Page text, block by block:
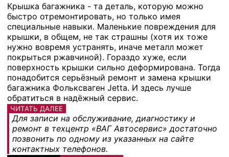
Крышка багажника - та деталь, которую можно
быстро отремонтировать, но только имея
специальные навыки. Маленькие повреждения для
крышки, в общем, не так страшны (хотя их тоже
нужно вовремя устранять, иначе металл может
покрыться ржавчиной). Гораздо хуже, если
поверхность крышки сильно деформирована. Тогда
понадобится серьёзный ремонт и замена крышки
багажника Фольксваген Jetta. И здесь лучше
обратиться в надёжный сервис.
ЧИТАТЬ ДАЛЕЕ
Для записи на обслуживание, диагностику и
ремонт в техцентр «ВАГ Автосервис» достаточно
позвонить по одному из указанных на сайте
контактных телефонов.